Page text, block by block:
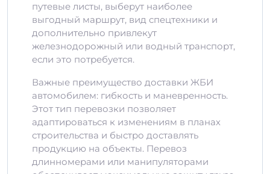
путевые листы, выберут наиболее
выгодный маршрут, вид спецтехники и
дополнительно привлекут
железнодорожный или водный транспорт,
если это потребуется.
Важные преимущество доставки ЖБИ
автомобилем: гибкость и маневренность.
Этот тип перевозки позволяет
адаптироваться к изменениям в планах
строительства и быстро доставлять
продукцию на объекты. Перевоз
длинномерами или манипуляторами